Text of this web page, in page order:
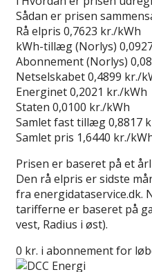
Sådan er prisen
Rå elpris 0,7623 kr./kWh
kWh-tillæg (Norlys)
Abonnement (Norlys)
Netselskabet0,4899 kr./
Energinet0,2021 kr./kWh
Staten 0,0100 kr./kWh
Samlet fast tillæg0,8817
Samlet pris 1,6440 kr./
Prisen er baseret på et
Den rå elpris er sidste
fra energidataservice.dk.
tarifferne er baseret på
vest, Radius i øst).
0 kr. i abonnement for